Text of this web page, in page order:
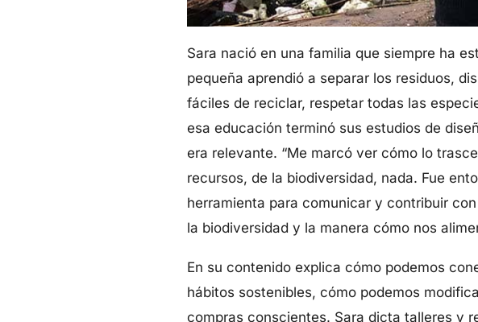
Sara nació en una familia que siempre ha
pequeña aprendió a separar los residuos,
fáciles de reciclar, respetar todas las
esa educación terminó sus estudios de
era relevante. “Me marcó ver cómo lo
recursos, de la biodiversidad, nada. Fue
herramienta para comunicar y contribuir
la biodiversidad y la manera cómo nos
En su contenido explica cómo podemos
hábitos sostenibles, cómo podemos
compras conscientes. Sara dicta talleres y